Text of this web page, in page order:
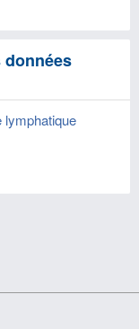
données
lymphatique